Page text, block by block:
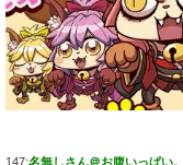
147:名無しさん＠お腹いっぱい。